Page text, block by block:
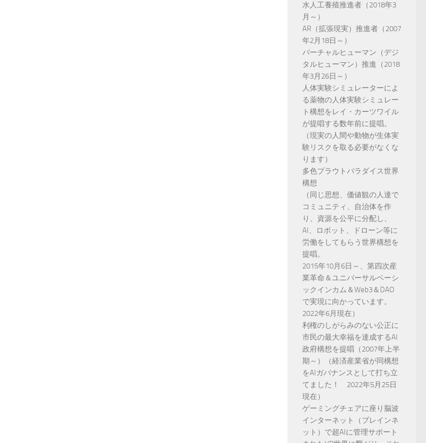
水人工養殖推進者（2018年3
月～）
AR（拡張現実）推進者（2007
年2月18日～）
バーチャルヒューマン（デジ
タルヒューマン）推進（2018
年3月26日～）
人体実験シミュレーターによ
る薬物の人体実験シミュレー
ト構想をレイ・カーツワイル
が提唱する数年前に提唱。
（現実の人間や動物が生体実
験リスクを取る必要がなくな
ります）
多色プラウトパラダイス世界
構想
（同じ思想、価値観の人達で
コミュニティ、自治体を作
り、資源を公平に分配し、
AI、ロボット、ドローン等に
労働をしてもらう世界構想を
提唱。
2015年10月6日～、第四次産
業革命＆ユニバーサルベーシ
ックインカム＆Web3＆DAO
で実現に向かっています。
2022年6月現在）
利権のしがらみのない公正に
市民の最大幸福を達成するAI
政府構想を提唱（2007年上半
期～）（経済産業省が同構想
をAIガバナンスとして打ち立
てました！ 2022年5月25日
現在）
ゲーミングチェアに座り脳波
インターネット（ブレインネ
ット）で超AIに管理サポート